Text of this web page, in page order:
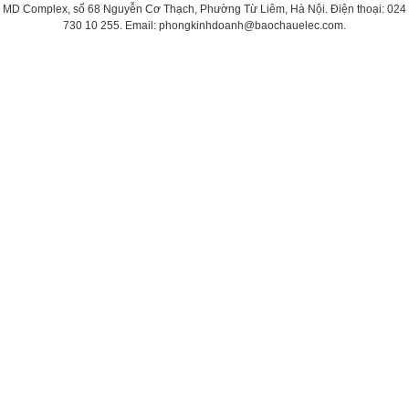
MD Complex, số 68 Nguyễn Cơ Thạch, Phường Từ Liêm, Hà Nội. Điện thoại: 024
730 10 255. Email: phongkinhdoanh@baochauelec.com.